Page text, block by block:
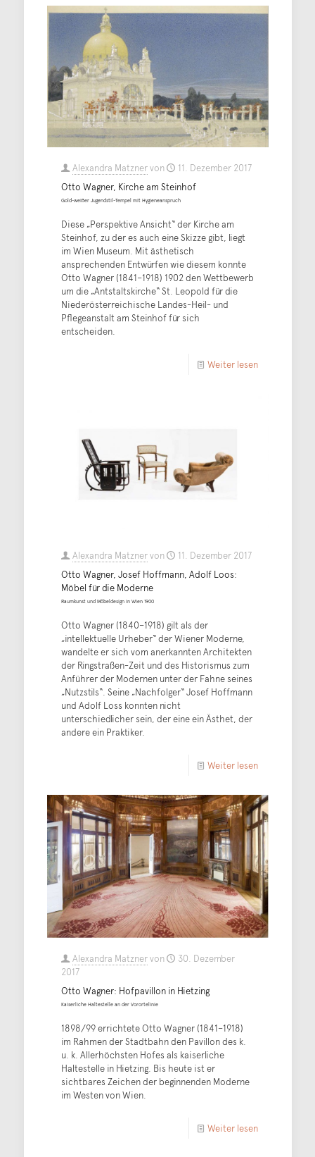
Alexandra Matznervon
11. Dezember 2017
Otto Wagner, Kirche am Steinhof
Gold-weißer Jugendstil-Tempel mit Hygieneanspruch
Diese „Perspektive Ansicht“ der Kirche am
Steinhof, zu der es auch eine Skizze gibt, liegt
im Wien Museum. Mit ästhetisch
ansprechenden Entwürfen wie diesem konnte
Otto Wagner (1841–1918) 1902 den Wettbewerb
um die „Antstaltskirche“ St. Leopold für die
Niederösterreichische Landes-Heil- und
Pflegeanstalt am Steinhof für sich
entscheiden.
Weiter lesen
Alexandra Matznervon
11. Dezember 2017
Otto Wagner, Josef Hoffmann, Adolf Loos:
Möbel für die Moderne
Raumkunst und Möbeldesign in Wien 1900
Otto Wagner (1840–1918) gilt als der
„intellektuelle Urheber“ der Wiener Moderne,
wandelte er sich vom anerkannten Architekten
der Ringstraßen-Zeit und des Historismus zum
Anführer der Modernen unter der Fahne seines
„Nutzstils“. Seine „Nachfolger“ Josef Hoffmann
und Adolf Loss konnten nicht
unterschiedlicher sein, der eine ein Ästhet, der
andere ein Praktiker.
Weiter lesen
Alexandra Matznervon
30. Dezember
2017
Otto Wagner: Hofpavillon in Hietzing
Kaiserliche Haltestelle an der Vorortelinie
1898/99 errichtete Otto Wagner (1841–1918)
im Rahmen der Stadtbahn den Pavillon des k.
u. k. Allerhöchsten Hofes als kaiserliche
Haltestelle in Hietzing. Bis heute ist er
sichtbares Zeichen der beginnenden Moderne
im Westen von Wien.
Weiter lesen